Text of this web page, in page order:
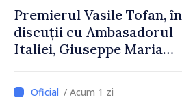
Premierul Vasile Tofan, în
discuții cu Ambasadorul
Italiei, Giuseppe Maria
/ Acum 1 zi